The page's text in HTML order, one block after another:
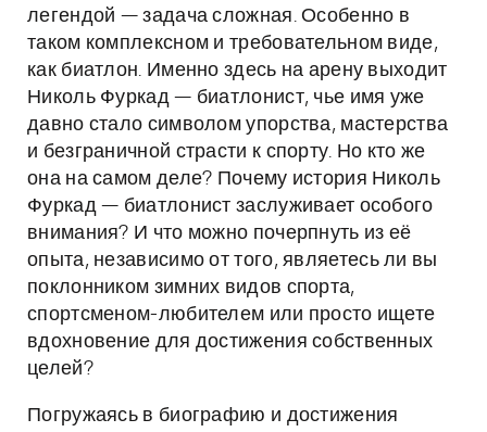
легендой — задача сложная. Особенно в
таком комплексном и требовательном виде,
как биатлон. Именно здесь на арену выходит
Николь Фуркад — биатлонист, чье имя уже
давно стало символом упорства, мастерства
и безграничной страсти к спорту. Но кто же
она на самом деле? Почему история Николь
Фуркад — биатлонист заслуживает особого
внимания? И что можно почерпнуть из её
опыта, независимо от того, являетесь ли вы
поклонником зимних видов спорта,
спортсменом-любителем или просто ищете
вдохновение для достижения собственных
целей?
Погружаясь в биографию и достижения